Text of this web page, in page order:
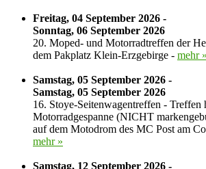
Freitag, 04 September 2026 -
Sonntag, 06 September 2026
20. Moped- und Motorradtreffen der
dem Pakplatz Klein-Erzgebirge - mehr »
Samstag, 05 September 2026 -
Samstag, 05 September 2026
16. Stoye-Seitenwagentreffen - Treffen
Motorradgespanne (NICHT
auf dem Motodrom des MC Post am
mehr »
Samstag, 12 September 2026 -